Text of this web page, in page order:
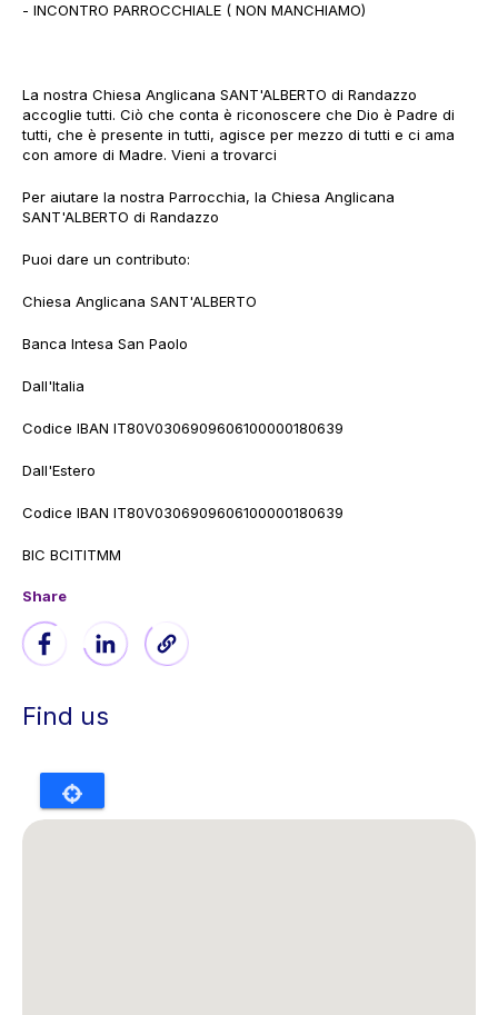
- INCONTRO PARROCCHIALE ( NON MANCHIAMO)
La nostra Chiesa Anglicana SANT'ALBERTO di Randazzo
accoglie tutti. Ciò che conta è riconoscere che Dio è Padre di
tutti, che è presente in tutti, agisce per mezzo di tutti e ci ama
con amore di Madre. Vieni a trovarci
Per aiutare la nostra Parrocchia, la Chiesa Anglicana
SANT'ALBERTO di Randazzo
Puoi dare un contributo:
Chiesa Anglicana SANT'ALBERTO
Banca Intesa San Paolo
Dall'Italia
Codice IBAN IT80V0306909606100000180639
Dall'Estero
Codice IBAN IT80V0306909606100000180639
BIC BCITITMM
Share
Find us